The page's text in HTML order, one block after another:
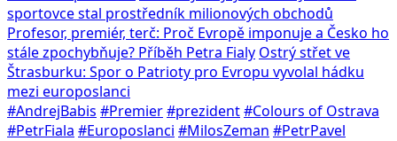
sportovce stal prostředník milionových obchodů
Profesor, premiér, terč: Proč Evropě imponuje a Česko ho
stále zpochybňuje? Příběh Petra Fialy Ostrý střet ve
Štrasburku: Spor o Patrioty pro Evropu vyvolal hádku
mezi europoslanci
#AndrejBabis #Premier#prezident#Colours of Ostrava
#PetrFiala #Europoslanci #MilosZeman #PetrPavel